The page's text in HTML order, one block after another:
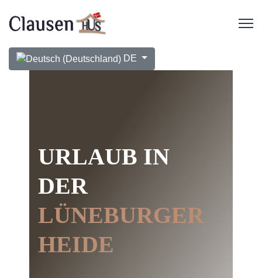
Sprache auswählen DE
URLAUB IN
DER
LÜNEBURGER
HEIDE